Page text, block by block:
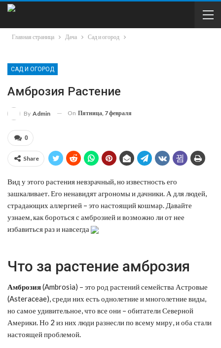
Главная страница Дача Сад и огород
САД И ОГОРОД
Амброзия Растение
By Admin On Пятница, 7 февраля
0
Share
Вид у этого растения невзрачный, но известность его
зашкаливает. Его ненавидят агрономы и дачники. А для людей,
страдающих аллергией – это настоящий кошмар. Давайте
узнаем, как бороться с амброзией и возможно ли от нее
избавиться раз и навсегда
Что за растение амброзия
Амброзия(Ambrosia) – это род растений семейства Астровые
(Asteraceae), среди них есть однолетние и многолетние виды,
но самое удивительное, что все они – обитатели Северной
Америки. Но 2 из них люди разнесли по всему миру, и оба стали
настоящей проблемой.